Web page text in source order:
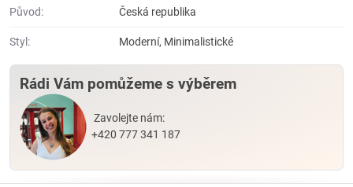
Původ: Česká republika
Styl: Moderní, Minimalistické
Rádi Vám pomůžeme s výběrem
Zavolejte nám:
+420 777 341 187